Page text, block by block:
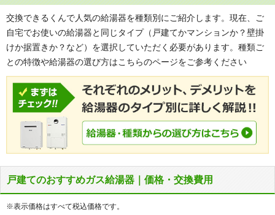
交換できるくんで人気の給湯器を種類別にご紹介します。現在、ご
自宅でお使いの給湯器と同じタイプ（戸建てかマンションか？壁掛
けか据置きか？など）を選択していただく必要があります。種類ご
との特徴や給湯器の選び方はこちらのページをご参考ください
戸建てのおすすめガス給湯器｜価格・交換費用
※表示価格はすべて税込価格です。